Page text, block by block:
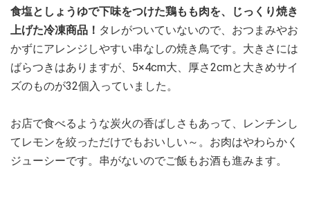
食塩としょうゆで下味をつけた鶏もも肉を、じっくり焼き
上げた冷凍商品！ タレがついていないので、おつまみやお
かずにアレンジしやすい串なしの焼き鳥です。大きさには
ばらつきはありますが、5×4cm大、厚さ2cmと大きめサイ
ズのものが32個入っていました。
お店で食べるような炭火の香ばしさもあって、レンチンし
てレモンを絞っただけでもおいしい～。お肉はやわらかく
ジューシーです。串がないのでご飯もお酒も進みます。